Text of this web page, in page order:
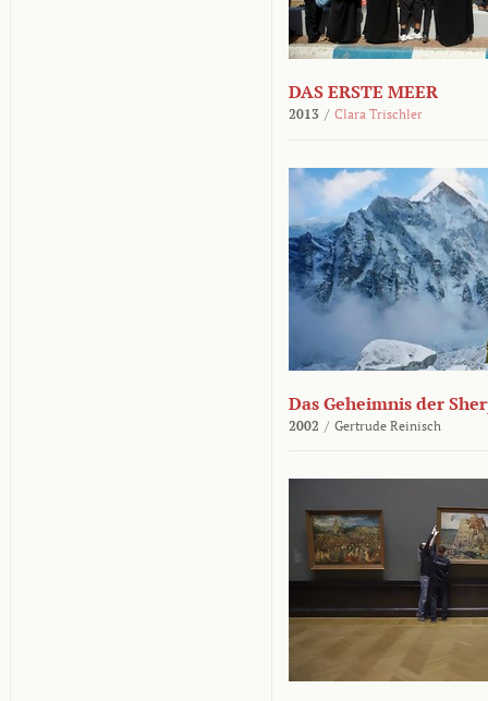
DAS ERSTE MEER
2013 / Clara Trischler
Das Geheimnis der
2002 / Gertrude Reinisch